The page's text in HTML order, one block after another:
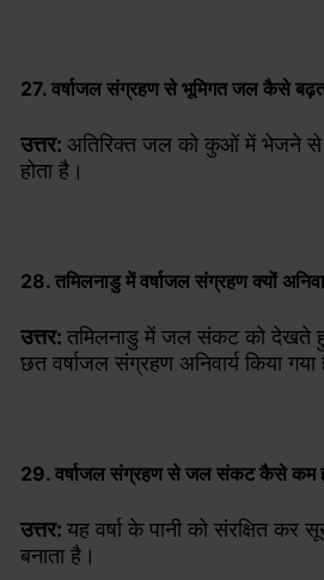
27. वर्षाजल संग्रहण से भूमिगत जल कैसे
उत्तर: अतिरिक्त जल को कुओं में भेजने से
होता है।
28. तमिलनाडु में वर्षाजल संग्रहण क्यों
उत्तर: तमिलनाडु में जल संकट को देखते
छत वर्षाजल संग्रहण अनिवार्य किया गया
29. वर्षाजल संग्रहण से जल संकट कैसे कम
उत्तर: यह वर्षा के पानी को संरक्षित कर
बनाता है।